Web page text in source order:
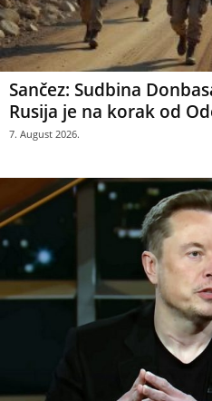
Sančez: Sudbina
Rusija je na korak od
7. August 2026.